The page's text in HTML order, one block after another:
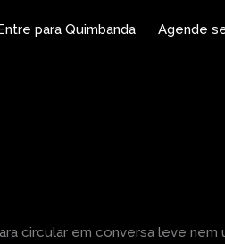
para Quimbanda Agende
circular em conversa leve